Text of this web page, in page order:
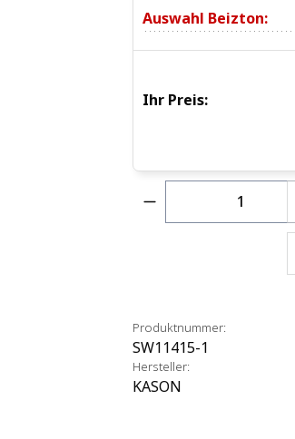
Auswahl Beizton:
Ihr Preis:
Produkt
Produktnummer:
SW11415-1
Hersteller:
KASON